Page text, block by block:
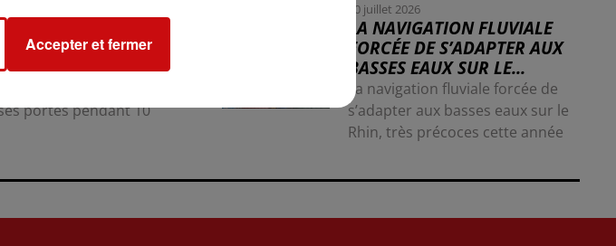
FOIRE AUX VINS DE
OUVRE SES PORTES
10 JOURS
portes pendant 10
30 juillet 2026
LA NAVIGATION FLUVIALE
FORCÉE DE S’ADAPTER AUX
BASSES EAUX SUR LE...
La navigation fluviale forcée de
s’adapter aux basses eaux sur le
Rhin, très précoces cette année
Accepter et fermer